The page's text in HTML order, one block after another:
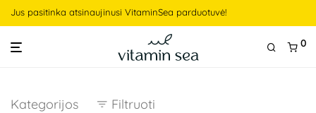
Jus pasitinka atsinaujinusi VitaminSea parduotuvė!
0
Kategorijos Filtruoti